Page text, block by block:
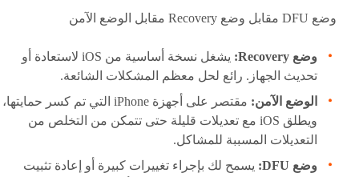
وضع DFU مقابل وضع Recovery مقابل الوضع الآمن
وضع Recovery:
يشغل نسخة أساسية من iOS لاستعادة أو
تحديث الجهاز. رائع لحل معظم المشكلات الشائعة.
الوضع الآمن:
مقتصر على أجهزة iPhone التي تم كسر حمايتها،
ويطلق iOS مع تعديلات قليلة حتى تتمكن من التخلص من
التعديلات المسببة للمشاكل.
وضع DFU:
يسمح لك بإجراء تغييرات كبيرة أو إعادة تثبيت